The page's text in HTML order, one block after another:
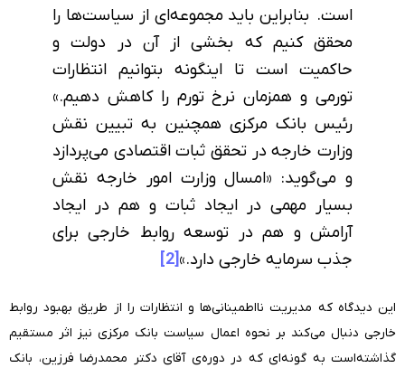
است. بنابراین باید مجموعه‌ای از سیاست‌ها را
محقق کنیم که بخشی از آن در دولت و
حاکمیت است تا اینگونه بتوانیم انتظارات
تورمی و همزمان نرخ تورم را کاهش دهیم.»
رئیس بانک مرکزی همچنین به تبیین نقش
وزارت خارجه در تحقق ثبات اقتصادی می‌پردازد
و می‌گوید: «امسال وزارت امور خارجه نقش
بسیار مهمی در ایجاد ثبات و هم در ایجاد
آرامش و هم در توسعه روابط خارجی برای
جذب سرمایه خارجی دارد.»[2]
این دیدگاه که مدیریت نااطمینانی‌ها و انتظارات را از طریق بهبود روابط
خارجی دنبال می‌کند بر نحوه اعمال سیاست بانک مرکزی نیز اثر مستقیم
گذاشته‌است به گونه‌ای که در دوره‌ی آقای دکتر محمدرضا فرزین، بانک